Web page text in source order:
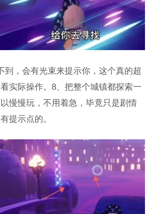
到，会有光束来提示你，这个真的超
实际操作。8、把整个城镇都探索一
慢慢玩，不用着急，毕竟只是剧情
提示点的。